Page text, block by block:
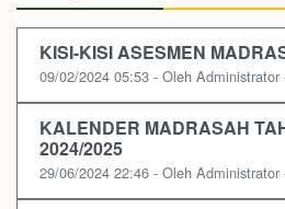
KISI-KISI ASESMEN
09/02/2024 05:53 - Oleh Administrator
KALENDER MADRASAH
2024/2025
29/06/2024 22:46 - Oleh